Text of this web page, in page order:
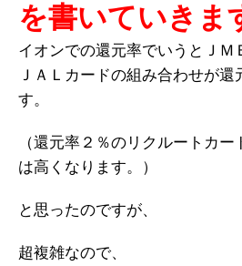
を書いていきま
イオンでの還元率でいうとＪ
ＪＡＬカードの組み合わせが還
す。
（還元率２％のリクルートカ
は高くなります。）
と思ったのですが、
超複雑なので、